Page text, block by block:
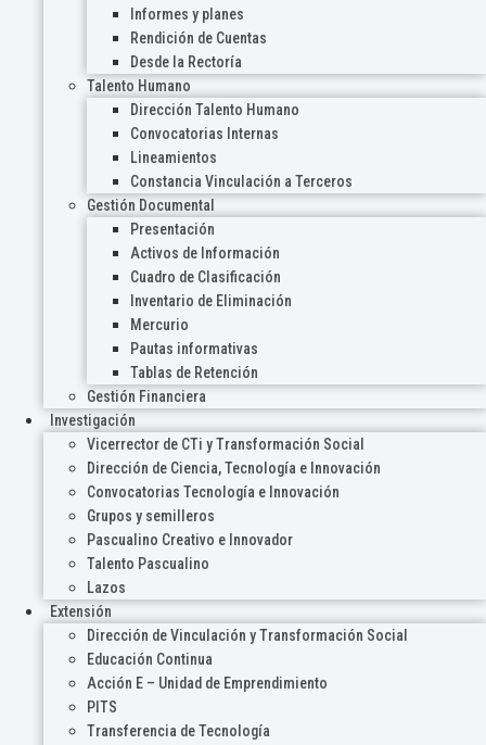
Informes y planes
Rendición de Cuentas
Desde la Rectoría
Talento Humano
Dirección Talento Humano
Convocatorias Internas
Lineamientos
Constancia Vinculación a Terceros
Gestión Documental
Presentación
Activos de Información
Cuadro de Clasificación
Inventario de Eliminación
Mercurio
Pautas informativas
Tablas de Retención
Gestión Financiera
Investigación
Vicerrector de CTi y Transformación Social
Dirección de Ciencia, Tecnología e Innovación
Convocatorias Tecnología e Innovación
Grupos y semilleros
Pascualino Creativo e Innovador
Talento Pascualino
Lazos
Extensión
Dirección de Vinculación y Transformación Social
Educación Continua
Acción E – Unidad de Emprendimiento
PITS
Transferencia de Tecnología